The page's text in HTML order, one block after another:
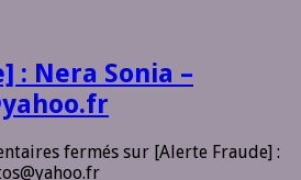
: Nera Sonia –
fermés sur [Alerte Fraude] :